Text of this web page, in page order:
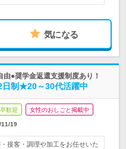
気になる
●奨学金返還支援制度あり！
制★20～30代活躍中
歓迎 女性のおしごと掲載中
11/19
接客・調理や加工をお任せいた